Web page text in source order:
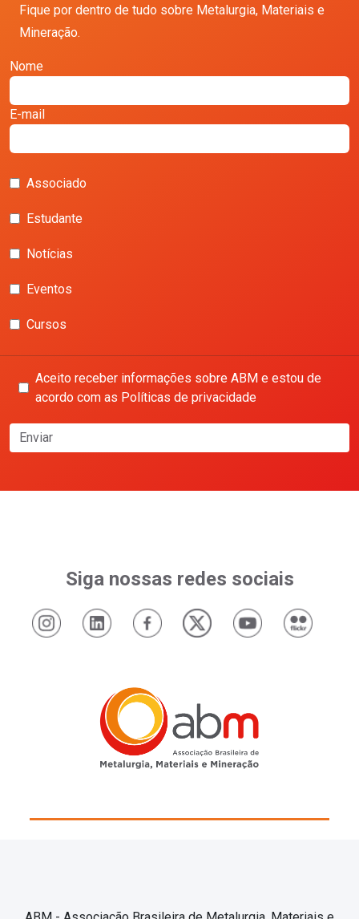
Fique por dentro de tudo sobre Metalurgia, Materiais e
Mineração.
Nome
E-mail
Associado
Estudante
Notícias
Eventos
Cursos
Aceito receber informações sobre ABM e estou de
acordo com as Políticas de privacidade
Enviar
Siga nossas redes sociais